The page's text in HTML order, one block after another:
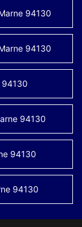
94130
94130
94130
94130
94130
94130